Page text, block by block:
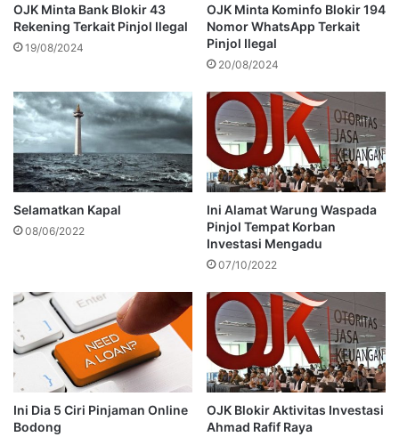
OJK Minta Bank Blokir 43
Rekening Terkait Pinjol Ilegal
19/08/2024
OJK Minta Kominfo Blokir 194
Nomor WhatsApp Terkait
Pinjol Ilegal
20/08/2024
Selamatkan Kapal
08/06/2022
Ini Alamat Warung Waspada
Pinjol Tempat Korban
Investasi Mengadu
07/10/2022
Ini Dia 5 Ciri Pinjaman Online
Bodong
OJK Blokir Aktivitas Investasi
Ahmad Rafif Raya